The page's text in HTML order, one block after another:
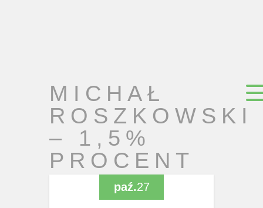
MICHAŁ
ROSZKOWSKI
– 1,5%
PROCENT
paź.27